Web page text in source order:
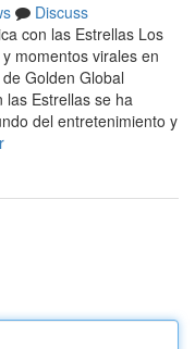
Discuss
con las Estrellas Los
momentos virales en
Golden Global
las Estrellas se ha
del entretenimiento y